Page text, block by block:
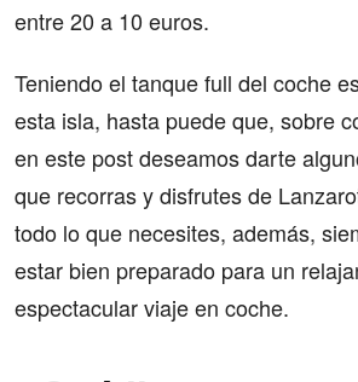
entre 20 a 10 euros.
Teniendo el tanque full del coche
esta isla, hasta puede que, sobre
en este post deseamos darte
que recorras y disfrutes de
todo lo que necesites, además,
estar bien preparado para un
espectacular viaje en coche.